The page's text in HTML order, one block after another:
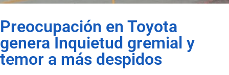
Preocupación en Toyota
genera Inquietud gremial y
temor a más despidos